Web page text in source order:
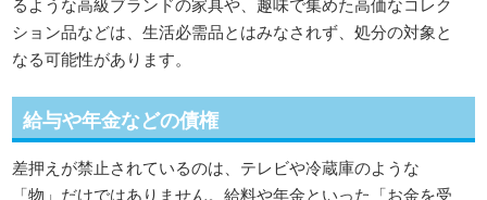
ション品などは、生活必需品とはみなされず、処分の対象と
なる可能性があります。
給与や年金などの債権
差押えが禁止されているのは、テレビや冷蔵庫のような
「物」だけではありません。給料や年金といった「お金を受